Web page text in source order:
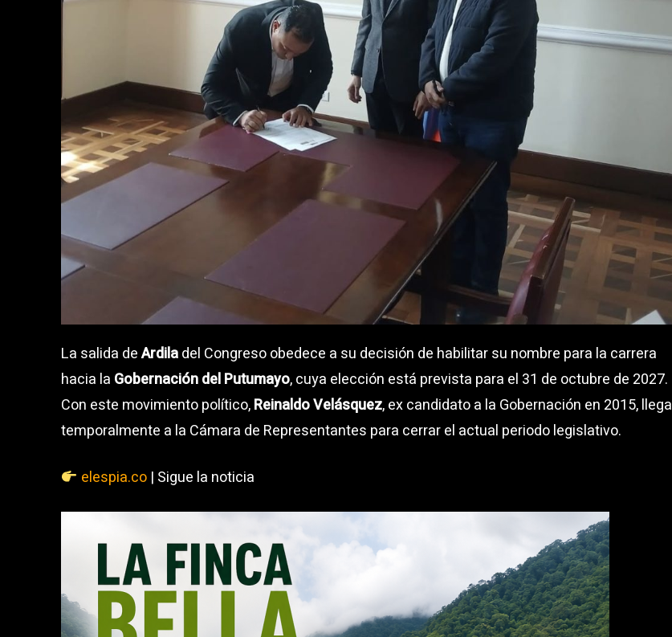
La salida deArdiladel Congreso obedece a su decisión de habilitar su nombre para la carrera
hacia la Gobernación del Putumayo, cuya elección está prevista para el 31 de octubre de 2027.
Con este movimiento político,Reinaldo Velásquez, ex candidato a la Gobernación en 2015, llega
temporalmente a la Cámara de Representantes para cerrar el actual periodo legislativo.
elespia.co| Sigue la noticia